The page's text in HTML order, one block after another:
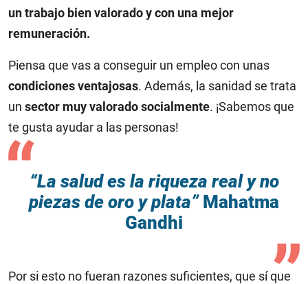
un trabajo bien valorado y con una mejor
remuneración.
Piensa que vas a conseguir un empleo con unas
condiciones ventajosas. Además, la sanidad se trata
un sector muy valorado socialmente. ¡Sabemos que
te gusta ayudar a las personas!
“La salud es la riqueza real y no
piezas de oro y plata” Mahatma
Gandhi
Por si esto no fueran razones suficientes, que sí que